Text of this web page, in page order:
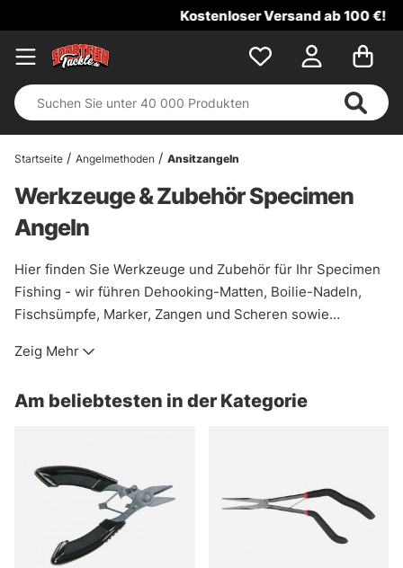
Kostenloser Versand ab 100 €!
Startseite Angelmethoden Ansitzangeln
Werkzeuge & Zubehör Specimen
Angeln
Hier finden Sie Werkzeuge und Zubehör für Ihr Specimen
Fishing - wir führen Dehooking-Matten, Boilie-Nadeln,
Fischsümpfe, Marker, Zangen und Scheren sowie
Marken wie Fox, Prologic und Korum.
Zeig Mehr
Am beliebtesten in der Kategorie